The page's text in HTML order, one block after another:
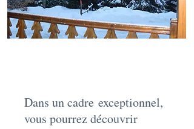
Dans un cadre exceptionnel,
vous pourrez découvrir